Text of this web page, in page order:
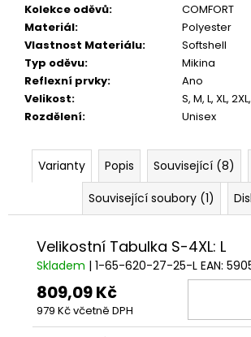
Kolekce oděvů:
COMFORT
Materiál:
Polyester
Vlastnost Materiálu:
Softshell
Typ oděvu:
Mikina
Reflexní prvky:
Ano
Velikost: S, M, L, XL, 2XL,
Rozdělení: Unisex
Varianty Popis Související (8)
Související soubory (1)
Velikostní Tabulka S-4XL: L
Skladem | 1-65-620-27-25-L EAN:
809,09 Kč
979 Kč včetně DPH